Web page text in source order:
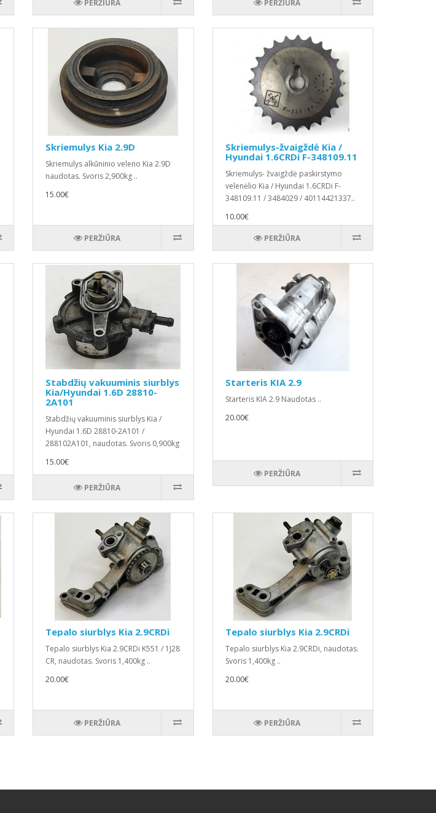
PERŽIŪRA PERŽIŪRA
Skriemulys Kia 2.9D
Skriemulys alkūninio veleno Kia 2.9D
naudotas. Svoris 2,900kg ..
15.00€
PERŽIŪRA
Skriemulys-žvaigždė Kia /
Hyundai 1.6CRDi F-348109.11
Skriemulys- žvaigždė paskirstymo
velenėlio Kia / Hyundai 1.6CRDi F-
348109.11 / 3484029 / 40114421337..
10.00€
PERŽIŪRA
Stabdžių vakuuminis siurblys
Kia/Hyundai 1.6D 28810-
2A101
Stabdžių vakuuminis siurblys Kia /
Hyundai 1.6D 28810-2A101 /
288102A101, naudotas. Svoris 0,900kg
15.00€
PERŽIŪRA
Starteris KIA 2.9
Starteris KIA 2.9 Naudotas ..
20.00€
PERŽIŪRA
Tepalo siurblys Kia 2.9CRDi
Tepalo siurblys Kia 2.9CRDi K551 / 1J28
CR, naudotas. Svoris 1,400kg ..
20.00€
PERŽIŪRA
Tepalo siurblys Kia 2.9CRDi
Tepalo siurblys Kia 2.9CRDi, naudotas.
Svoris 1,400kg ..
20.00€
PERŽIŪRA